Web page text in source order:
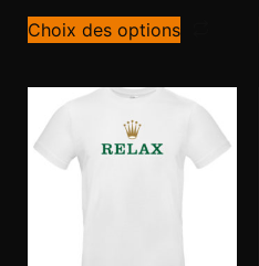
Choix des options